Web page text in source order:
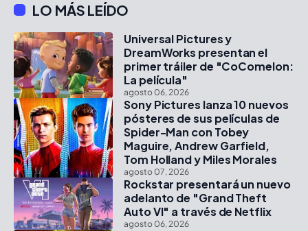
LO MÁS LEÍDO
Universal Pictures y
DreamWorks presentan el
primer tráiler de "CoComelon:
La película"
agosto 06, 2026
Sony Pictures lanza 10 nuevos
pósteres de sus películas de
Spider-Man con Tobey
Maguire, Andrew Garfield,
Tom Holland y Miles Morales
agosto 07, 2026
Rockstar presentará un nuevo
adelanto de "Grand Theft
Auto VI" a través de Netflix
agosto 06, 2026